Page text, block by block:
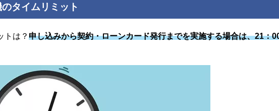
タイムリミット
トは？申し込みから契約・ローンカード発行までを実施する場合は、21：